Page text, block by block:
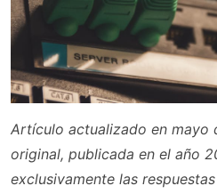
Artículo actualizado en mayo
original, publicada en el año
exclusivamente las